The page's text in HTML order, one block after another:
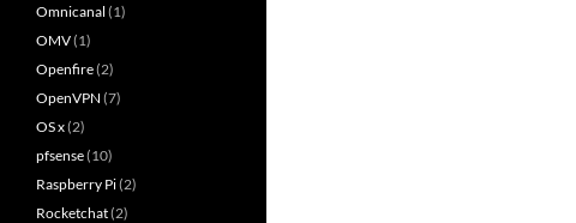
Omnicanal (1)
OMV(1)
Openfire(2)
OpenVPN (7)
OS x(2)
pfsense(10)
Raspberry Pi(2)
Rocketchat(2)